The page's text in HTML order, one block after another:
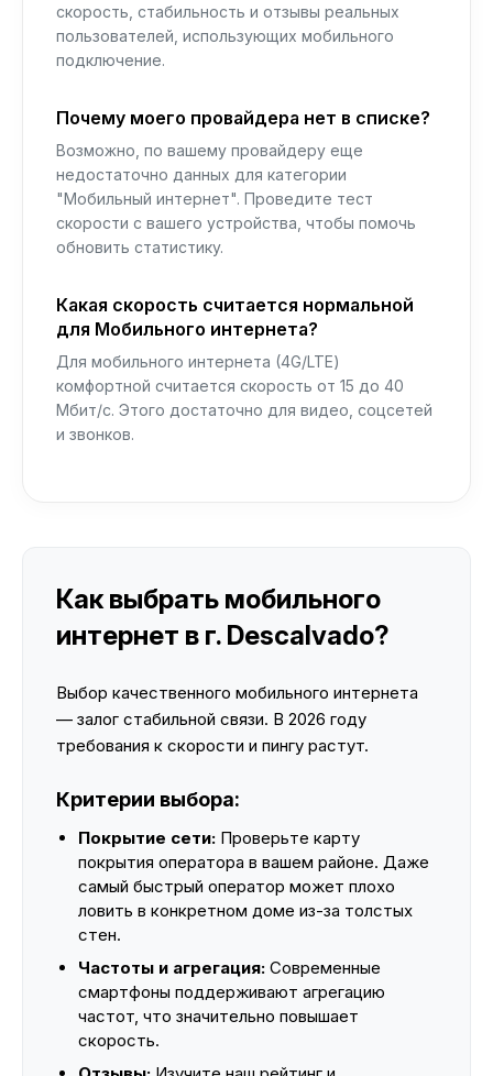
скорость, стабильность и отзывы реальных
пользователей, использующих мобильного
подключение.
Почему моего провайдера нет в списке?
Возможно, по вашему провайдеру еще
недостаточно данных для категории
"Мобильный интернет". Проведите тест
скорости с вашего устройства, чтобы помочь
обновить статистику.
Какая скорость считается нормальной
для Мобильного интернета?
Для мобильного интернета (4G/LTE)
комфортной считается скорость от 15 до 40
Мбит/с. Этого достаточно для видео, соцсетей
и звонков.
Как выбрать мобильного
интернет в г. Descalvado?
Выбор качественного мобильного интернета
— залог стабильной связи. В 2026 году
требования к скорости и пингу растут.
Критерии выбора:
Покрытие сети: Проверьте карту
покрытия оператора в вашем районе. Даже
самый быстрый оператор может плохо
ловить в конкретном доме из-за толстых
стен.
Частоты и агрегация: Современные
смартфоны поддерживают агрегацию
частот, что значительно повышает
скорость.